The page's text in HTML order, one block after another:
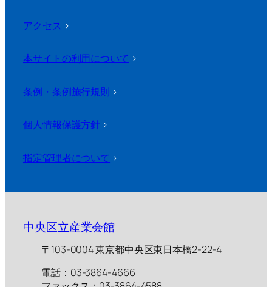
アクセス >
本サイトの利用について >
条例・条例施行規則 >
個人情報保護方針 >
指定管理者について >
中央区立産業会館
〒103-0004 東京都中央区東日本橋2-22-4
電話：03-3864-4666